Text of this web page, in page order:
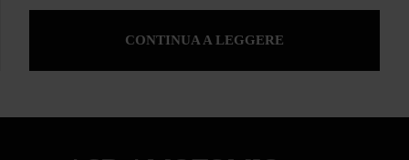
CONTINUA A LEGGERE